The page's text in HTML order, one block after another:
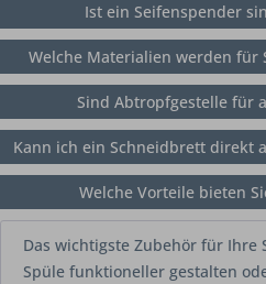
Ist ein Seifenspender
Welche Materialien werden für
Sind Abtropfgestelle für
Kann ich ein Schneidbrett direkt
Welche Vorteile bieten
Das wichtigste Zubehör für Ihre
Spüle funktioneller gestalten